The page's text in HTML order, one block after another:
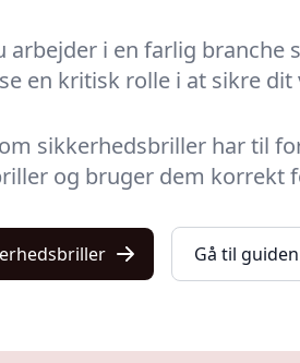
arbejder i en farlig
en kritisk rolle i at sikre
sikkerhedsbriller har til
og bruger dem korrekt
Gå til guiden